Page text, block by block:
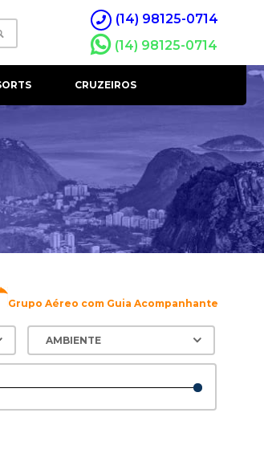
(14) 98125-0714
(14) 98125-0714
CRUZEIROS
Grupo Aéreo com Guia Acompanhante